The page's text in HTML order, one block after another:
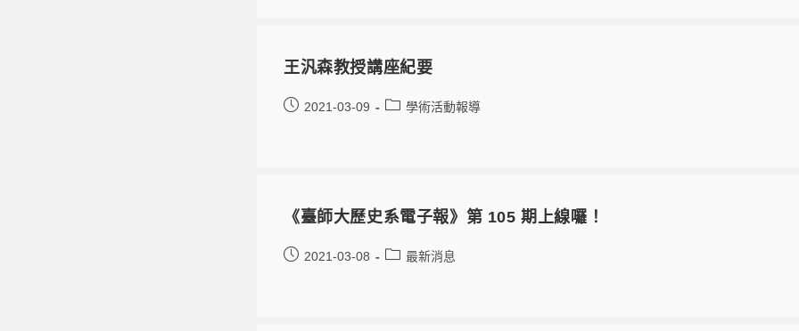
王汎森教授講座紀要
2021-03-09 學術活動報導
《臺師大歷史系電子報》第 105 期上線囉！
2021-03-08 最新消息